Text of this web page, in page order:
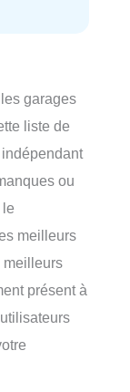
garages
liste de
ou
le
meilleurs
meilleurs
présent à